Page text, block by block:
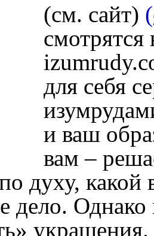
(см. сайт)
для себя
и ваш
вам –
духу, какой
дело.